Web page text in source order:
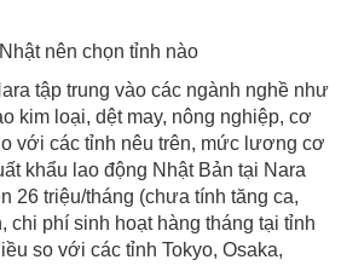
tập trung vào các ngành nghề như
kim loại, dệt may, nông nghiệp, cơ
với các tỉnh nêu trên, mức lương cơ
khẩu lao động Nhật Bản tại Nara
26 triệu/tháng (chưa tính tăng ca,
chi phí sinh hoạt hàng tháng tại tỉnh
so với các tỉnh Tokyo, Osaka,